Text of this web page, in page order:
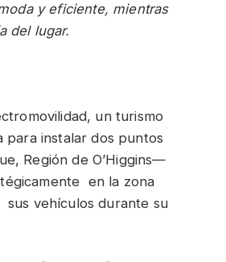
y eficiente, mientras
del lugar.
un turismo
para instalar dos puntos
Región de O’Higgins—
en la zona
vehículos durante su